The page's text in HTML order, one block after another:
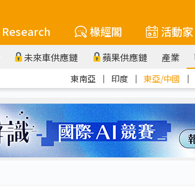
Research 椽經閣 活動家
未來車供應鏈 蘋果供應鏈 產業
東南亞 ｜ 印度 ｜ 東亞/中國 ｜